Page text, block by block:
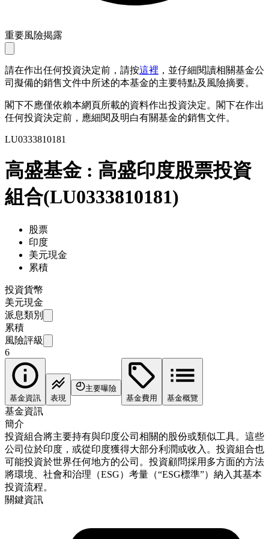
重要風險揭露
請在作出任何投資決定前，請按這裡 ，並仔細閱讀相關基金公
司擬備的銷售文件中所述的本基金的主要特點及風險摘要。
閣下不應僅依賴本網頁所載的資料作出投資決定。閣下在作出
任何投資決定前，應細閱及明白有關基金的銷售文件。
LU0333810181
高盛基金 : 高盛印度股票投資
組合(LU0333810181)
股票
印度
美元現金
累積
投資貨幣
美元現金
派息類別
累積
風險評級
6
基金資訊 表現
主要曝險
基金費用
基金概覽
基金資訊
簡介
投資組合將主要持有與印度公司相關的股份或類似工具。這些
公司位於印度，或從印度獲得大部分利潤或收入。投資組合也
可能投資於世界任何地方的公司。投資顧問採用多方面的方法
將環境、社會和治理（ESG）考量（“ESG標準”）納入其基本
投資流程。
關鍵資訊